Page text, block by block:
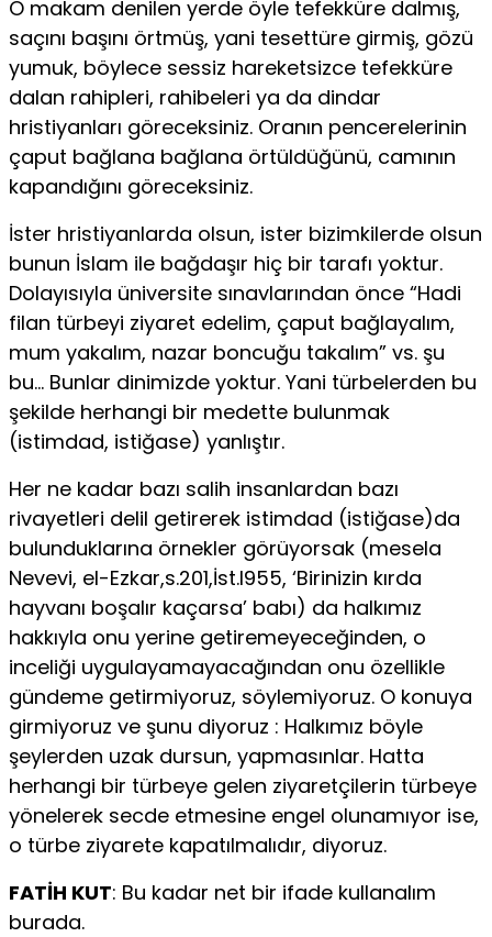
O makam denilen yerde öyle tefekküre dalmış,
saçını başını örtmüş, yani tesettüre girmiş, gözü
yumuk, böylece sessiz hareketsizce tefekküre
dalan rahipleri, rahibeleri ya da dindar
hristiyanları göreceksiniz. Oranın pencerelerinin
çaput bağlana bağlana örtüldüğünü, camının
kapandığını göreceksiniz.
İster hristiyanlarda olsun, ister bizimkilerde olsun
bunun İslam ile bağdaşır hiç bir tarafı yoktur.
Dolayısıyla üniversite sınavlarından önce “Hadi
filan türbeyi ziyaret edelim, çaput bağlayalım,
mum yakalım, nazar boncuğu takalım” vs. şu
bu… Bunlar dinimizde yoktur. Yani türbelerden bu
şekilde herhangi bir medette bulunmak
(istimdad, istiğase) yanlıştır.
Her ne kadar bazı salih insanlardan bazı
rivayetleri delil getirerek istimdad (istiğase)da
bulunduklarına örnekler görüyorsak (mesela
Nevevi, el-Ezkar,s.201,İst.l955, ‘Birinizin kırda
hayvanı boşalır kaçarsa’ babı) da halkımız
hakkıyla onu yerine getiremeyeceğinden, o
inceliği uygulayamayacağından onu özellikle
gündeme getirmiyoruz, söylemiyoruz. O konuya
girmiyoruz ve şunu diyoruz : Halkımız böyle
şeylerden uzak dursun, yapmasınlar. Hatta
herhangi bir türbeye gelen ziyaretçilerin türbeye
yönelerek secde etmesine engel olunamıyor ise,
o türbe ziyarete kapatılmalıdır, diyoruz.
FATİH KUT: Bu kadar net bir ifade kullanalım
burada.